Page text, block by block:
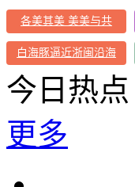
各美其美 美美与共
白海豚逼近浙闽沿海
今日热点
更多